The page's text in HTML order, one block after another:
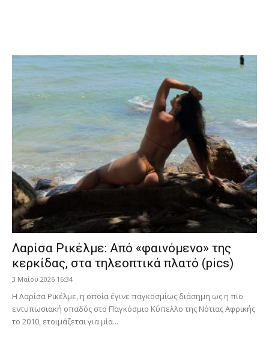
Λαρίσα Ρικέλμε: Από «φαινόμενο» της
κερκίδας, στα τηλεοπτικά πλατό (pics)
3 Μαΐου 2026 16:34
Η Λαρίσα Ρικέλμε, η οποία έγινε παγκοσμίως διάσημη ως η πιο
εντυπωσιακή οπαδός στο Παγκόσμιο Κύπελλο της Νότιας Αφρικής
το 2010, ετοιμάζεται για μία...